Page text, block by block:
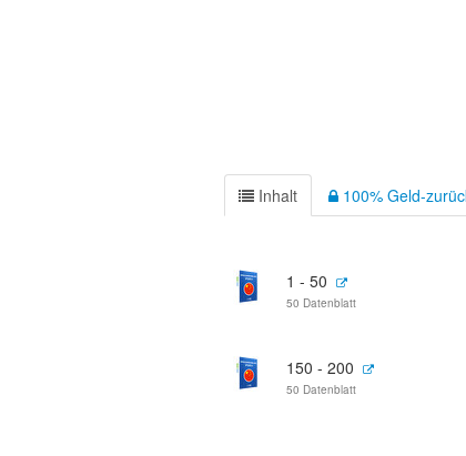
Inhalt 100% Geld-
1 - 50
50 Datenblatt
150 - 200
50 Datenblatt